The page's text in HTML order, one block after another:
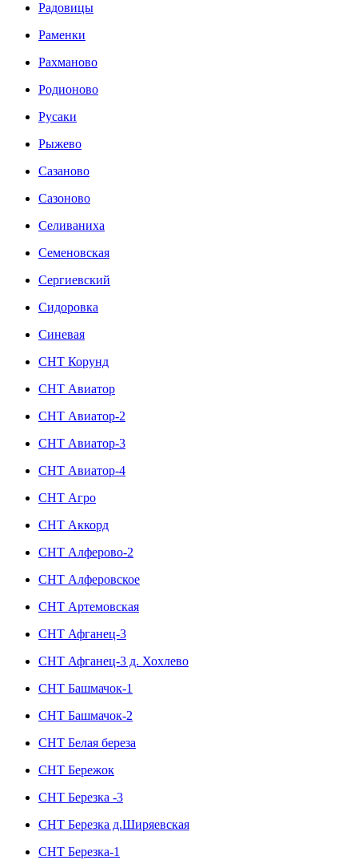
Радовицы
Раменки
Рахманово
Родионово
Русаки
Рыжево
Сазаново
Сазоново
Селиваниха
Семеновская
Сергиевский
Сидоровка
Синевая
СНТ Корунд
СНТ Авиатор
СНТ Авиатор-2
СНТ Авиатор-3
СНТ Авиатор-4
СНТ Агро
СНТ Аккорд
СНТ Алферово-2
СНТ Алферовское
СНТ Артемовская
СНТ Афганец-3
СНТ Афганец-3 д. Хохлево
СНТ Башмачок-1
СНТ Башмачок-2
СНТ Белая береза
СНТ Бережок
СНТ Березка -3
СНТ Березка д.Ширяевская
СНТ Березка-1